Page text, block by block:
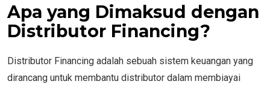
Apa yang Dimaksud dengan
Distributor Financing?
Distributor Financing adalah sebuah sistem keuangan yang
dirancang untuk membantu distributor dalam membiayai